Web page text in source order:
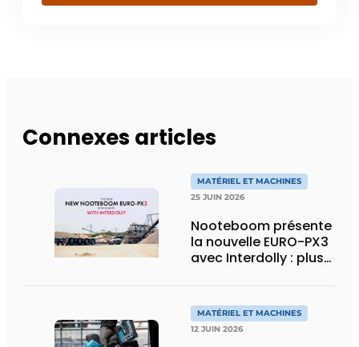
Connexes articles
MATÉRIEL ET MACHINES
25 JUIN 2026
Nooteboom présente
la nouvelle EURO-PX3
avec Interdolly : plus
transport spécial
MATÉRIEL ET MACHINES
12 JUIN 2026